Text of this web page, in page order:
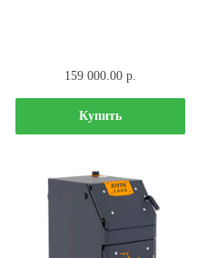
159 000.00р.
Купить